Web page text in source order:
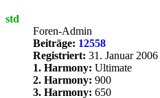
std
Foren-Admin
Beiträge: 12558
Registriert: 31. Januar
1. Harmony: Ultimate
2. Harmony: 900
3. Harmony: 650